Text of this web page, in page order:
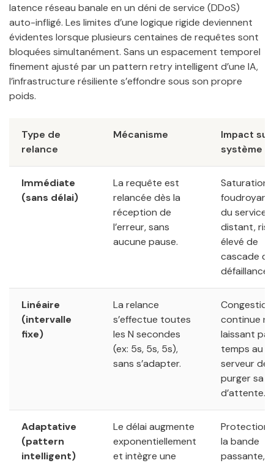
latence réseau banale en un déni de service (DDoS)
auto-infligé. Les limites d’une logique rigide deviennent
évidentes lorsque plusieurs centaines de requêtes sont
bloquées simultanément. Sans un espacement temporel
finement ajusté par un pattern retry intelligent d’une IA,
l’infrastructure résiliente s’effondre sous son propre
poids.
Type de
relance
Mécanisme
Impact
système
Immédiate
(sans délai)
La requête est
relancée dès la
réception de
l’erreur, sans
aucune pause.
Saturation
du service
distant,
élevé de
cascade de
Linéaire
(intervalle
fixe)
La relance
s’effectue toutes
les N secondes
(ex: 5s, 5s, 5s),
sans s’adapter.
Congestion
continue ne
laissant
temps au
serveur de
purger sa
d’attente.
Adaptative
(pattern
intelligent)
Le délai augmente
exponentiellement
et intègre une
Protection
la bande
passante,